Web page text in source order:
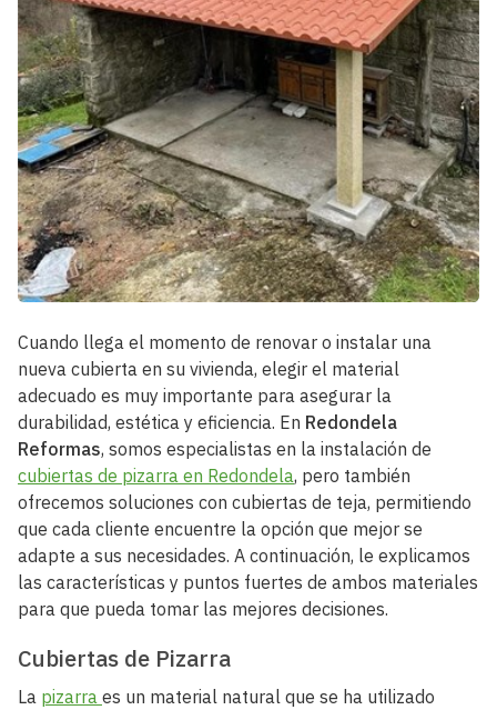
Cuando llega el momento de renovar o instalar una
nueva cubierta en su vivienda, elegir el material
adecuado es muy importante para asegurar la
durabilidad, estética y eficiencia. En Redondela
Reformas, somos especialistas en la instalación de
cubiertas de pizarra en Redondela, pero también
ofrecemos soluciones con cubiertas de teja, permitiendo
que cada cliente encuentre la opción que mejor se
adapte a sus necesidades. A continuación, le explicamos
las características y puntos fuertes de ambos materiales
para que pueda tomar las mejores decisiones.
Cubiertas de Pizarra
La pizarra es un material natural que se ha utilizado